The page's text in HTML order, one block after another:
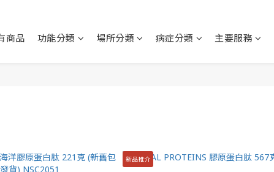
商品 功能分類 場所分類 病症分類 主要服務
新品推介